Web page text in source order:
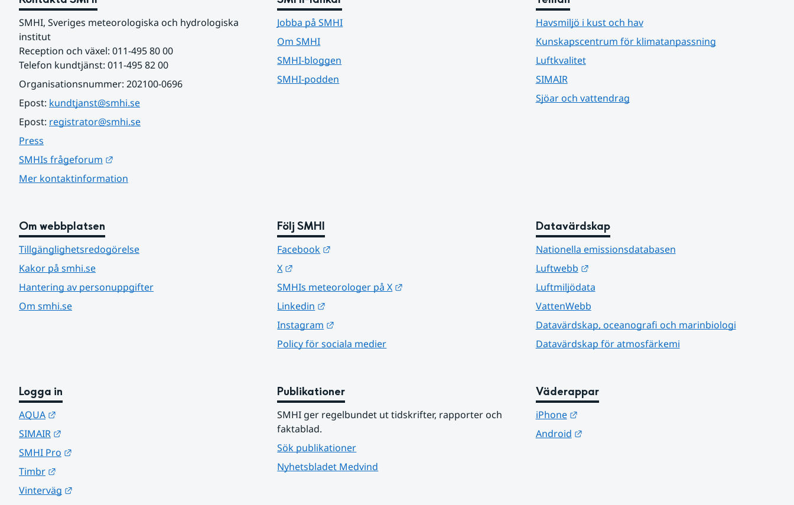
SMHI, Sveriges meteorologiska och hydrologiska
institut
Reception och växel: 011-495 80 00
Telefon kundtjänst: 011-495 82 00
Organisationsnummer: 202100-0696
Epost: kundtjanst@smhi.se
Epost: registrator@smhi.se
Press
SMHIs frågeforum
Mer kontaktinformation
Jobba på SMHI
Om SMHI
SMHI-bloggen
SMHI-podden
Havsmiljö i kust och hav
Kunskapscentrum för klimatanpassning
Luftkvalitet
SIMAIR
Sjöar och vattendrag
Om webbplatsen
Tillgänglighetsredogörelse
Kakor på smhi.se
Hantering av personuppgifter
Om smhi.se
Följ SMHI
Facebook
X
SMHIs meteorologer på X
Linkedin
Instagram
Policy för sociala medier
Datavärdskap
Nationella emissionsdatabasen
Luftwebb
Länk till annan webbplats.
Luftmiljödata
VattenWebb
Datavärdskap, oceanografi och marinbiologi
Datavärdskap för atmosfärkemi
Logga in
AQUA
SIMAIR
SMHI Pro
Timbr
Vinterväg
Publikationer
SMHI ger regelbundet ut tidskrifter, rapporter och
faktablad.
Sök publikationer
Nyhetsbladet Medvind
Väderappar
iPhone
Länk till annan webbplats.
Android
Länk till annan webbplats.